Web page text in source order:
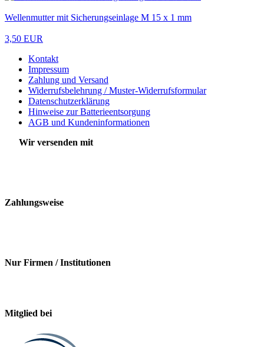
Wellenmutter mit Sicherungseinlage M 15 x 1 mm
3,50 EUR
Kontakt
Impressum
Zahlung und Versand
Widerrufsbelehrung / Muster-Widerrufsformular
Datenschutzerklärung
Hinweise zur Batterieentsorgung
AGB und Kundeninformationen
Wir versenden mit
Zahlungsweise
Nur Firmen / Institutionen
Mitglied bei